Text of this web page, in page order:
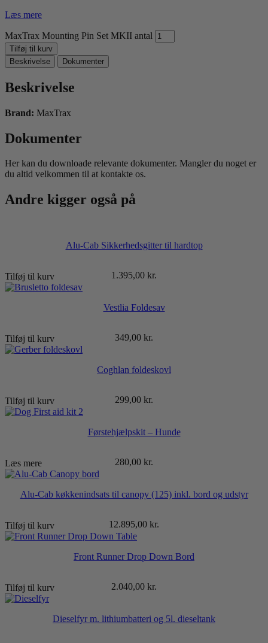
Læs mere
MaxTrax Mounting Pin Set MKII antal
Tilføj til kurv
Beskrivelse
Dokumenter
Beskrivelse
Brand: MaxTrax
Dokumenter
Her kan du downloade relevante dokumenter. Mangler du noget er
du altid velkommen til at kontakte os.
Andre kigger også på
Alu-Cab Sikkerhedsgitter til hardtop
1.395,00 kr.
Tilføj til kurv
Vestlia Foldesav
349,00 kr.
Tilføj til kurv
Coghlan foldeskovl
299,00 kr.
Tilføj til kurv
Førstehjælpskit – Hunde
280,00 kr.
Læs mere
Alu-Cab køkkenindsats til canopy (125) inkl. bord og udstyr
12.895,00 kr.
Tilføj til kurv
Front Runner Drop Down Bord
2.040,00 kr.
Tilføj til kurv
Dieselfyr m. lithiumbatteri og 5l. dieseltank